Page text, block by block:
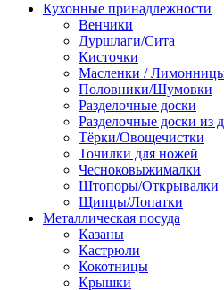
Кухонные принадлежности
Венчики
Дуршлаги/Сита
Кисточки
Масленки /
Половники/Шумовки
Разделочные доски
Разделочные доски из
Тёрки/Овощечистки
Точилки для ножей
Чесноковыжималки
Штопоры/Открывалки
Щипцы/Лопатки
Металлическая посуда
Казаны
Кастрюли
Кокотницы
Крышки